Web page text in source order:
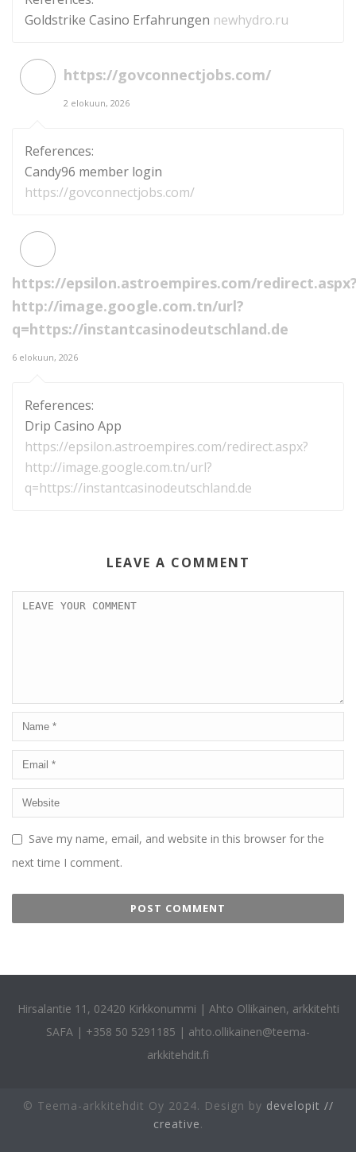
Goldstrike Casino Erfahrungen newhydro.ru
https://govconnectjobs.com/
2 elokuun, 2026
References:
Candy96 member login
https://govconnectjobs.com/
https://epsilon.astroempires.com/
http://image.google.com.tn/url?
q=https://instantcasinodeutschland.de
6 elokuun, 2026
References:
Drip Casino App
https://epsilon.astroempires.com/redirect.aspx?
http://image.google.com.tn/url?
q=https://instantcasinodeutschland.de
LEAVE A COMMENT
Save my name, email, and website in this browser for the
next time I comment.
Hirsalantie 11, 02420 Kirkkonummi | Ahto Ollikainen, arkkitehti
SAFA | +358 50 5291185 | ahto.ollikainen@teema-
arkkitehdit.fi
© Teema-arkkitehdit Oy 2024. Design by developit //
creative.